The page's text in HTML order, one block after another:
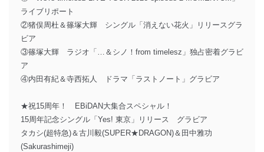
ライブリポート
②猪俣周杜＆篠塚大輝 シングル「消えない花火」リリースグラ
ビア
③篠塚大輝 ラジオ「…＆シノ！from timelesz」独占密着グラビ
ア
④内田有紀＆寺西拓人 ドラマ「ラストノート」グラビア
★祝15周年！ EBiDAN大集合スペシャル！
15周年記念シングル「Yes! 東京」リリース グラビア
タカシ(超特急)＆古川毅(SUPER★DRAGON)＆田中雅功
(Sakurashimeji)